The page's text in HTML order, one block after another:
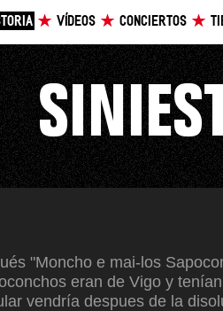
VÍDEOS CONCIERTOS
"Moncho e mai-los
eran de Vigo y
vendría despues de la